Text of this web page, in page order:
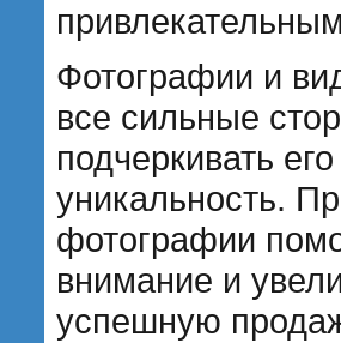
Фотографии и
все сильные
подчеркивать
уникальность.
фотографии
внимание и
успешную